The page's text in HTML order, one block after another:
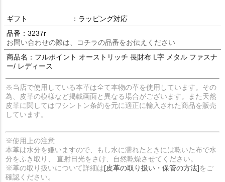
ギフト
：ラッピング対応
品番：3237r
お問い合わせの際は、コチラの品番をお伝えください
商品名：フルポイント オーストリッチ 長財布 L字 メタル ファスナ
ー/ レディース
※当店で使用している本革は全て本物の革を使用しています。その
為、皮革の模様など掲載画面と異なる場合がございます。また天然
皮革に関してはワシントン条約を元に適正に輸入された商品を販売
しています。
※使用上の注意
本革は水分を嫌いますので、もし水に濡れたときには乾いた布で水
分をふき取り、 直射日光をさけ、自然乾燥させてください。
※革の取り扱いについて詳細は[皮革の取り扱い・保管の方法]をご
確認ください。